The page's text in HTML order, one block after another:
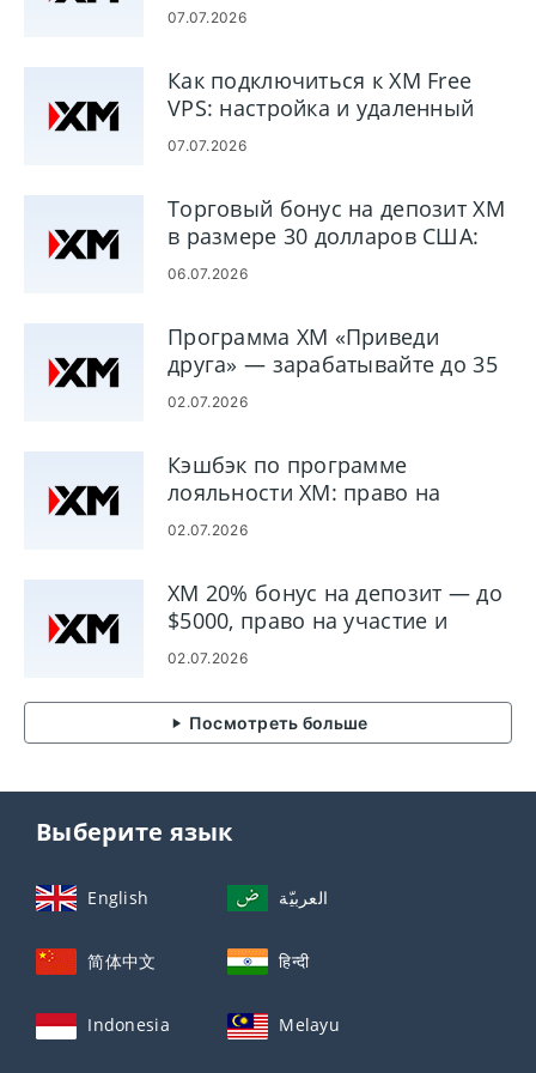
100 технических
экономическую
информацию и
ленту новостей
хорошо
продуманные
платформы
- Предоставляет
исследовательские
предложения
образовательные
ресурсы
счетов
07.07.2026
Как подключиться к XM Free
VPS: настройка и удаленный
доступ
07.07.2026
Торговый бонус на депозит XM
в размере 30 долларов США:
право на участие и способ
06.07.2026
Программа XM «Приведи
друга» — зарабатывайте до 35
долларов за друга
02.07.2026
Кэшбэк по программе
лояльности XM: право на
участие и правила выплат
02.07.2026
XM 20% бонус на депозит — до
$5000, право на участие и
условия
02.07.2026
Посмотреть больше
Выберите язык
English العربيّة
简体中文 हिन्दी
Indonesia Melayu